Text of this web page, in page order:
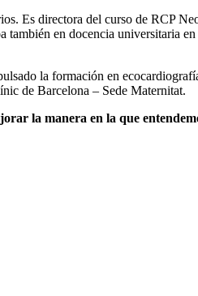
Es directora del curso de RCP
en docencia universitaria
la formación en
de Barcelona – Sede Maternitat.
la manera en la que